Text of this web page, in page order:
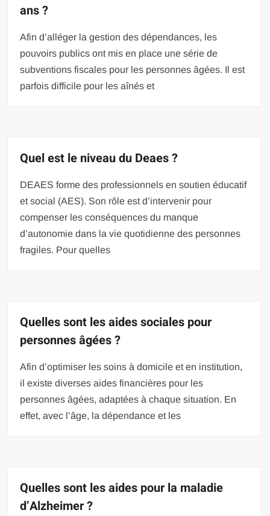
ans ?
Afin d’alléger la gestion des dépendances, les
pouvoirs publics ont mis en place une série de
subventions fiscales pour les personnes âgées. Il est
parfois difficile pour les aînés et
Quel est le niveau du Deaes ?
DEAES forme des professionnels en soutien éducatif
et social (AES). Son rôle est d’intervenir pour
compenser les conséquences du manque
d’autonomie dans la vie quotidienne des personnes
fragiles. Pour quelles
Quelles sont les aides sociales pour
personnes âgées ?
Afin d’optimiser les soins à domicile et en institution,
il existe diverses aides financières pour les
personnes âgées, adaptées à chaque situation. En
effet, avec l’âge, la dépendance et les
Quelles sont les aides pour la maladie
d’Alzheimer ?